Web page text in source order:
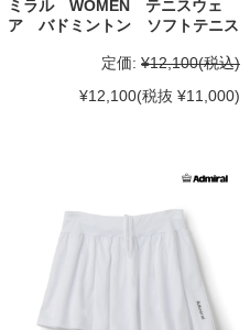
ミラル WOMEN テニスウェ
ア バドミントン ソフトテニス
定価: ¥12,100(税込)
¥12,100(税抜 ¥11,000)